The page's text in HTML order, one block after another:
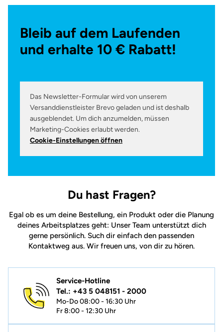
Bleib auf dem Laufenden
und erhalte 10 € Rabatt!
Das Newsletter-Formular wird von unserem
Versanddienstleister Brevo geladen und ist deshalb
ausgeblendet. Um dich anzumelden, müssen
Marketing-Cookies erlaubt werden.
Cookie-Einstellungen öffnen
Du hast Fragen?
Egal ob es um deine Bestellung, ein Produkt oder die Planung
deines Arbeitsplatzes geht: Unser Team unterstützt dich
gerne persönlich. Such dir einfach den passenden
Kontaktweg aus. Wir freuen uns, von dir zu hören.
Service-Hotline
Tel.: +43 5 048151 - 2000
Mo-Do 08:00 - 16:30 Uhr
Fr 8:00 - 12:30 Uhr